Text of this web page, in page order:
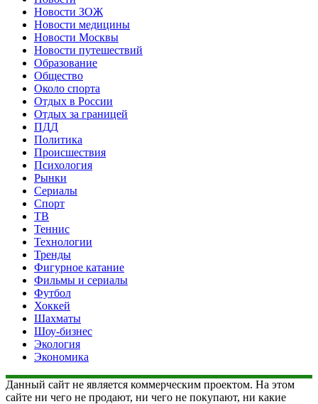
Новости ЗОЖ
Новости медицины
Новости Москвы
Новости путешествий
Образование
Общество
Около спорта
Отдых в России
Отдых за границей
ПДД
Политика
Происшествия
Психология
Рынки
Сериалы
Спорт
ТВ
Теннис
Технологии
Тренды
Фигурное катание
Фильмы и сериалы
Футбол
Хоккей
Шахматы
Шоу-бизнес
Экология
Экономика
Данный сайт не является коммерческим проектом. На этом
сайте ни чего не продают, ни чего не покупают, ни какие